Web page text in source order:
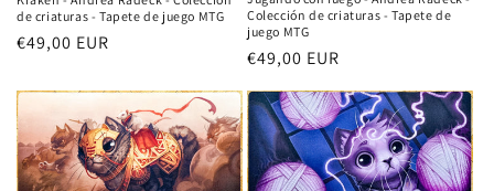
de criaturas - Tapete de juego MTG
Precio
€49,00 EUR
Colección de criaturas - Tapete de
juego MTG
Precio
habitual
€49,00 EUR